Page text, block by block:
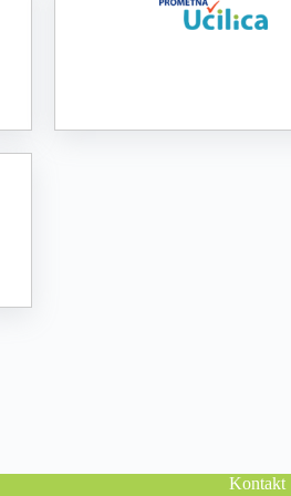
Kontakt